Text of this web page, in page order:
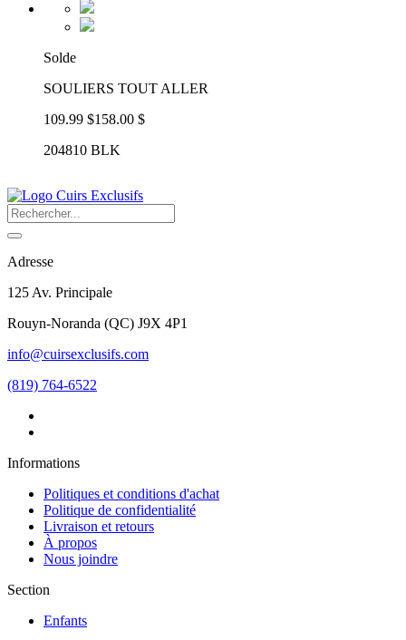
Solde
SOULIERS TOUT ALLER
109.99 $158.00 $
204810 BLK
Adresse
125 Av. Principale
Rouyn-Noranda (QC) J9X 4P1
info@cuirsexclusifs.com
(819) 764-6522
Informations
Politiques et conditions d'achat
Politique de confidentialité
Livraison et retours
À propos
Nous joindre
Section
Enfants